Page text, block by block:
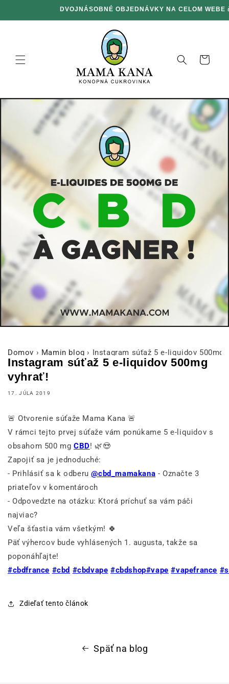
na obsah
DVOJNÁSOBNÉ OBJEDNÁVKY NA CELOM WEBE
Košík
Domov › Mamin blog › Instagram súťaž 5 e-liquidov 500mg
Instagram súťaž 5 e-liquidov 500mg
vyhrať!
17. JÚLA 2019
🚨 Otvorenie súťaže Mama Kana 🚨
V rámci tejto prvej súťaže vám ponúkame 5 e-liquidov s
obsahom 500 mg CBD! 🌿😍
Zapojiť sa je jednoduché:
- Prihlásiť sa k odberu@cbd_mamakana - Označte 3
priateľov v komentároch
- Odpovedzte na otázku: Ktorá príchuť sa vám páči
najviac?
Veľa šťastia vám všetkým! 🍀
Päť výhercov bude vyhlásených 1. augusta, takže sa
poponáhľajte!
#cbdfrance #cbd #cbdvape #cbdshop#vape #vapefrance
Zdieľať tento článok
Späť na blog